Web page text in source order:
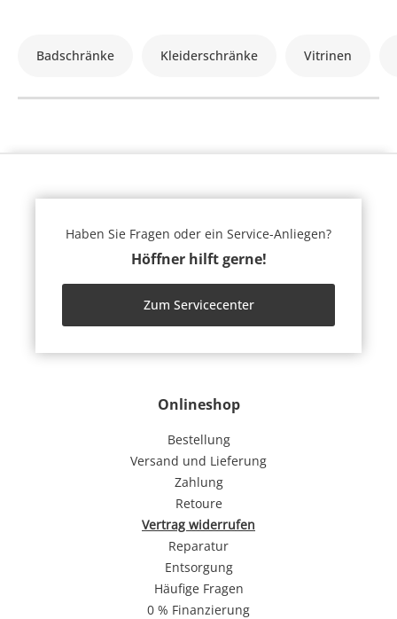
Badschränke Kleiderschränke Vitrinen
Onlineshop
Bestellung
Versand und Lieferung
Zahlung
Retoure
Vertrag widerrufen
Reparatur
Entsorgung
Häufige Fragen
0 % Finanzierung
Haben Sie Fragen oder ein Service-Anliegen?
Höffner hilft gerne!
Zum Servicecenter